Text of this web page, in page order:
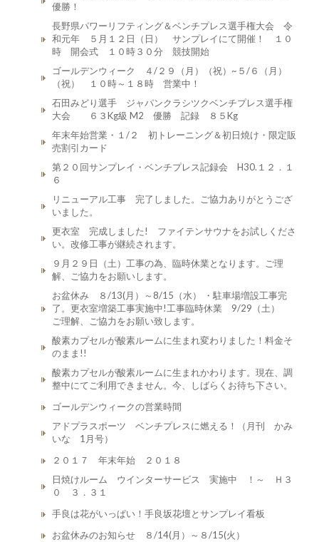
優勝！
長野県パワーリフティング＆ベンチプレス選手権大会 令
和元年 ５月１２日（日） サンプレイにて開催！ １０
時 開会式 １０時３０分 競技開始
ゴールデンウィーク ４/２９（月）（祝）~５/６（月）
（祝） １０時～１８時 営業中！
石田みどり選手 ジャパンクラシツクベンチプレス選手権
大会 ６３Kg級 M2 優勝 記録 ８５Kg
年末年始営業・１/２ 初トレーニング＆初日焼け・限定販
売割引カード
第２０回サンプレイ・ベンチプレス記録会 H30.１２．１
６
リニューアル工事 完了しました。ご協力ありがとうござ
いました。
更衣室 完成しました! ファイテンサウナをお試しくださ
い。改修工事が継続されます。
９月２９日（土）工事の為、臨時休業となります。ご理
解、ご協力をお願いします。
お盆休み ８/13(月）～8/15（水） ・駐車場増設工事完
了。更衣室増築工事実施中!工事臨時休業 9/29（土）
ご理解、ご協力をお願い致します。
酸素カプセルが酸素ルームに生まれ変わりました！料金そ
のまま!!
酸素カプセルが酸素ルームに生まれかわります。現在、調
整中にてご利用できません。今、しばらくお待ち下さい。
ゴールデンウィークの営業時間
アドプラスポーツ ベンチプレスに燃える！（月刊 かみ
いな 1月号）
２０１７ 年末年始 ２０１８
日焼けルーム ウインターサービス 実施中 ！～ Ｈ３
０ ３．３１
手良は花がいっぱい！手良坂花壇とサンプレイ看板
お盆休みのお知らせ ８/14(月）～８/15(火）